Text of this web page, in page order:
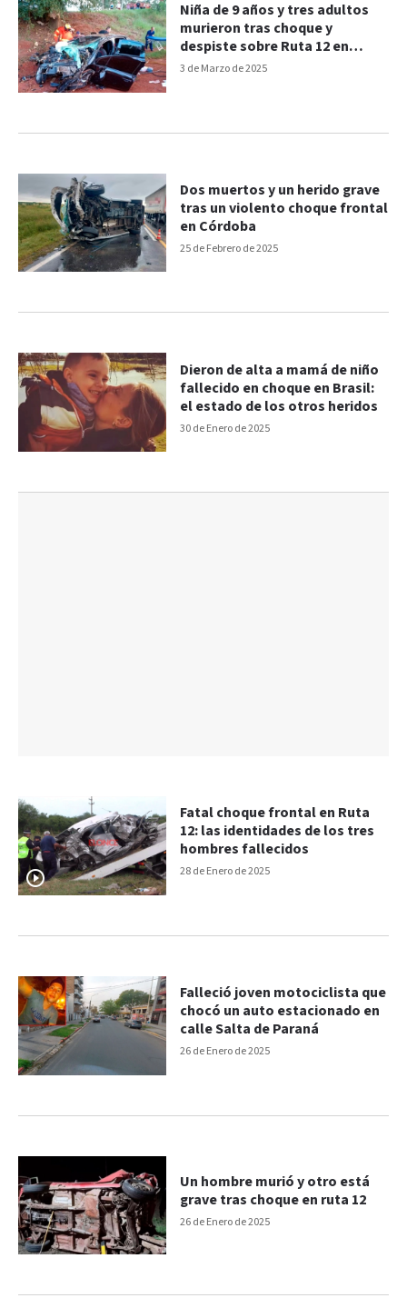
3 de Marzo de 2025
Niña de 9 años y tres adultos
murieron tras choque y
despiste sobre Ruta 12 en
Misiones
25 de Febrero de 2025
Dos muertos y un herido grave
tras un violento choque frontal
en Córdoba
30 de Enero de 2025
Dieron de alta a mamá de niño
fallecido en choque en Brasil:
el estado de los otros heridos
28 de Enero de 2025
Fatal choque frontal en Ruta
12: las identidades de los tres
hombres fallecidos
26 de Enero de 2025
Falleció joven motociclista que
chocó un auto estacionado en
calle Salta de Paraná
26 de Enero de 2025
Un hombre murió y otro está
grave tras choque en ruta 12